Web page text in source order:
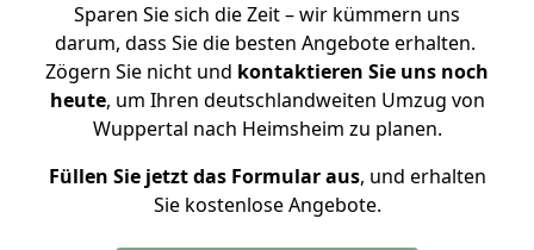
Sparen Sie sich die Zeit – wir kümmern uns
darum, dass Sie die besten Angebote erhalten.
Zögern Sie nicht und kontaktieren Sie uns noch
heute, um Ihren deutschlandweiten Umzug von
Wuppertal nach Heimsheim zu planen.
Füllen Sie jetzt das Formular aus, und erhalten
Sie kostenlose Angebote.